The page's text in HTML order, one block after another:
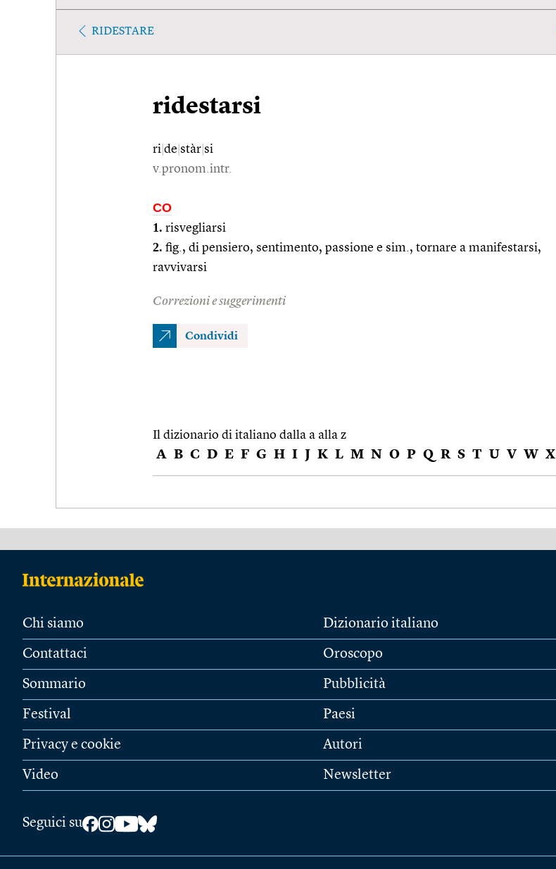
RIDESTARE
ridestarsi
ri de stàr si
v.pronom.intr.
CO
1. risvegliarsi
2. fig., di pensiero, sentimento, passione e sim., tornare a manifestarsi,
ravvivarsi
Correzioni e suggerimenti
Condividi
Il dizionario di italiano dalla a alla z
A B C D E F G H I J K L M N O P Q R S T U V W X
Chi siamo
Contattaci
Sommario
Festival
Privacy e cookie
Video
Dizionario italiano
Oroscopo
Pubblicità
Paesi
Autori
Newsletter
Seguici su